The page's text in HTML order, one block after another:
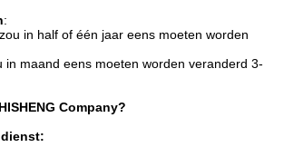
:
in half of één jaar eens moeten worden
in maand eens moeten worden veranderd 3-
Company?